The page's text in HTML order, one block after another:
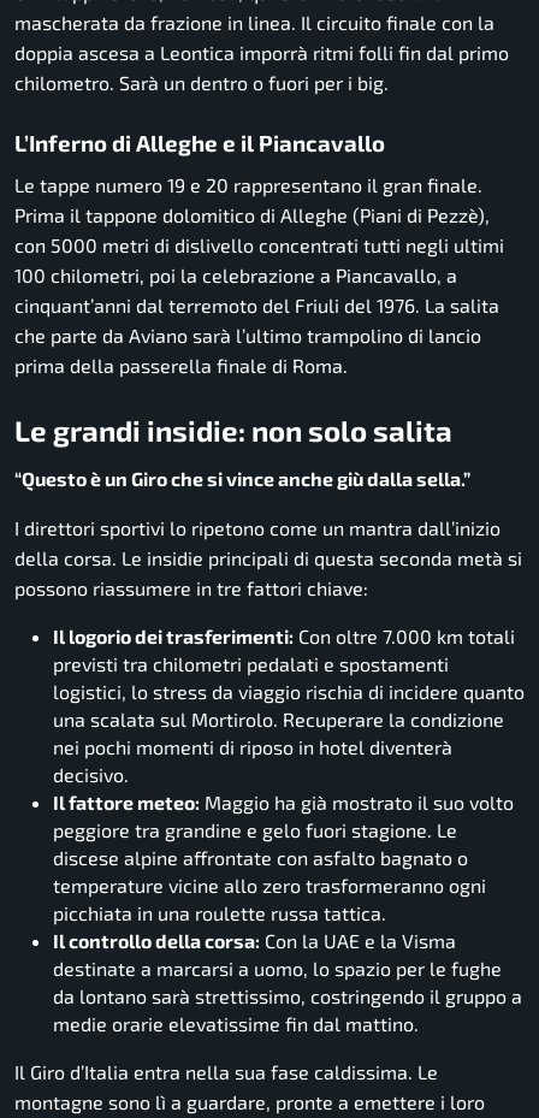
mascherata da frazione in linea. Il circuito finale con la
doppia ascesa a Leontica imporrà ritmi folli fin dal primo
chilometro. Sarà un dentro o fuori per i big.
L’Inferno di Alleghe e il Piancavallo
Le tappe numero 19 e 20 rappresentano il gran finale.
Prima il tappone dolomitico di Alleghe (Piani di Pezzè),
con 5000 metri di dislivello concentrati tutti negli ultimi
100 chilometri, poi la celebrazione a Piancavallo, a
cinquant’anni dal terremoto del Friuli del 1976. La salita
che parte da Aviano sarà l’ultimo trampolino di lancio
prima della passerella finale di Roma.
Le grandi insidie: non solo salita
“Questo è un Giro che si vince anche giù dalla sella.”
I direttori sportivi lo ripetono come un mantra dall’inizio
della corsa. Le insidie principali di questa seconda metà si
possono riassumere in tre fattori chiave:
Il logorio dei trasferimenti: Con oltre 7.000 km totali
previsti tra chilometri pedalati e spostamenti
logistici, lo stress da viaggio rischia di incidere quanto
una scalata sul Mortirolo. Recuperare la condizione
nei pochi momenti di riposo in hotel diventerà
decisivo.
Il fattore meteo: Maggio ha già mostrato il suo volto
peggiore tra grandine e gelo fuori stagione. Le
discese alpine affrontate con asfalto bagnato o
temperature vicine allo zero trasformeranno ogni
picchiata in una roulette russa tattica.
Il controllo della corsa: Con la UAE e la Visma
destinate a marcarsi a uomo, lo spazio per le fughe
da lontano sarà strettissimo, costringendo il gruppo a
medie orarie elevatissime fin dal mattino.
Il Giro d’Italia entra nella sua fase caldissima. Le
montagne sono lì a guardare, pronte a emettere i loro